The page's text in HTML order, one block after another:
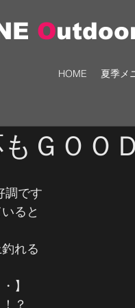
O
HOME 夏季メ
ＧＯＯＤ
調です
ると
れる
】
？